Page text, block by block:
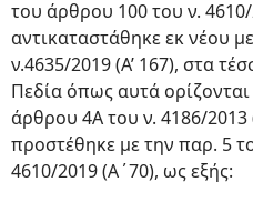
του άρθρου 100 του ν.
αντικαταστάθηκε εκ νέου
ν.4635/2019 (Α’ 167), στα
Πεδία όπως αυτά ορίζονται
άρθρου 4Α του ν. 4186/
προστέθηκε με την παρ. 5
4610/2019 (Α΄70), ως εξής: